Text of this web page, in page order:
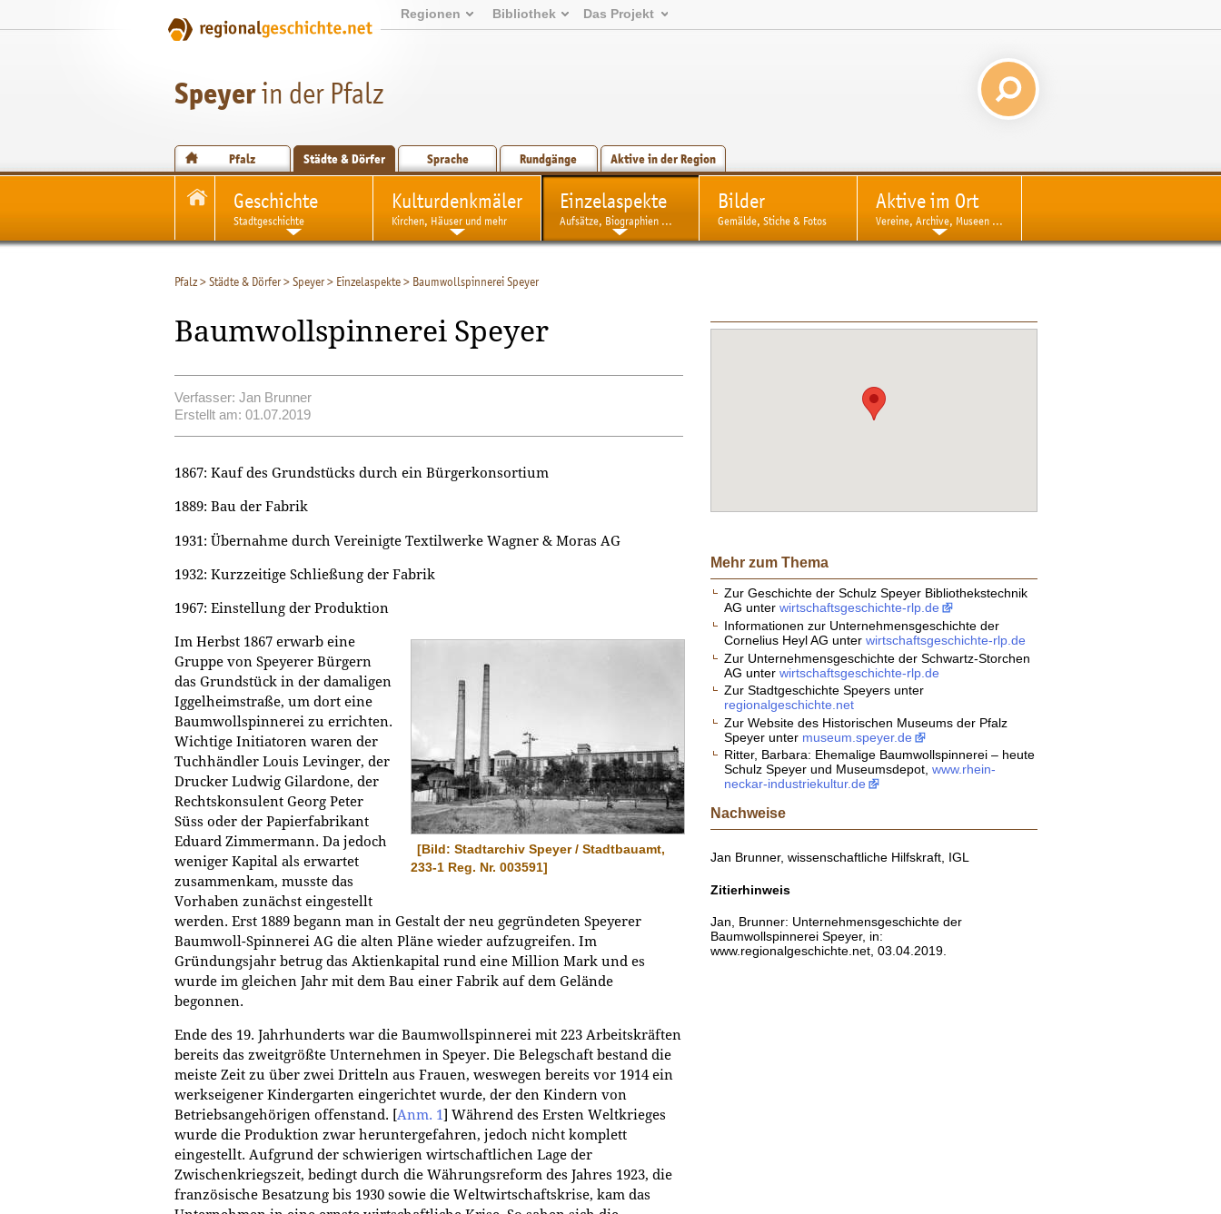
Regionen Bibliothek Das Projekt
Speyerin der Pfalz
Pfalz Städte & Dörfer Sprache Rundgänge Aktive in der Region
Geschichte
Stadtgeschichte
Kulturdenkmäler
Kirchen, Häuser und mehr
Einzelaspekte
Aufsätze, Biographien ...
Bilder
Gemälde, Stiche & Fotos
Aktive im Ort
Vereine, Archive, Museen ...
Pfalz>Städte & Dörfer>Speyer> Einzelaspekte> Baumwollspinnerei Speyer
Baumwollspinnerei Speyer
Verfasser: Jan Brunner
Erstellt am: 01.07.2019
1867: Kauf des Grundstücks durch ein Bürgerkonsortium
1889: Bau der Fabrik
1931: Übernahme durch Vereinigte Textilwerke Wagner & Moras AG
1932: Kurzzeitige Schließung der Fabrik
1967: Einstellung der Produktion
[Bild: Stadtarchiv Speyer / Stadtbauamt,
233-1 Reg. Nr. 003591]
Im Herbst 1867 erwarb eine
Gruppe von Speyerer Bürgern
das Grundstück in der damaligen
Iggelheimstraße, um dort eine
Baumwollspinnerei zu errichten.
Wichtige Initiatoren waren der
Tuchhändler Louis Levinger, der
Drucker Ludwig Gilardone, der
Rechtskonsulent Georg Peter
Süss oder der Papierfabrikant
Eduard Zimmermann. Da jedoch
weniger Kapital als erwartet
zusammenkam, musste das
Vorhaben zunächst eingestellt
werden. Erst 1889 begann man in Gestalt der neu gegründeten Speyerer
Baumwoll-Spinnerei AG die alten Pläne wieder aufzugreifen. Im
Gründungsjahr betrug das Aktienkapital rund eine Million Mark und es
wurde im gleichen Jahr mit dem Bau einer Fabrik auf dem Gelände
begonnen.
Ende des 19. Jahrhunderts war die Baumwollspinnerei mit 223 Arbeitskräften
bereits das zweitgrößte Unternehmen in Speyer. Die Belegschaft bestand die
meiste Zeit zu über zwei Dritteln aus Frauen, weswegen bereits vor 1914 ein
werkseigener Kindergarten eingerichtet wurde, der den Kindern von
Betriebsangehörigen offenstand. [Anm. 1] Während des Ersten Weltkrieges
wurde die Produktion zwar heruntergefahren, jedoch nicht komplett
eingestellt. Aufgrund der schwierigen wirtschaftlichen Lage der
Zwischenkriegszeit, bedingt durch die Währungsreform des Jahres 1923, die
französische Besatzung bis 1930 sowie die Weltwirtschaftskrise, kam das
Mehr zum Thema
Zur Geschichte der Schulz Speyer Bibliothekstechnik
AG unter wirtschaftsgeschichte-rlp.de
Informationen zur Unternehmensgeschichte der
Cornelius Heyl AG unter wirtschaftsgeschichte-rlp.de
Zur Unternehmensgeschichte der Schwartz-Storchen
AG unter wirtschaftsgeschichte-rlp.de
Zur Stadtgeschichte Speyers unter
regionalgeschichte.net
Zur Website des Historischen Museums der Pfalz
Speyer unter museum.speyer.de
Ritter, Barbara: Ehemalige Baumwollspinnerei – heute
Schulz Speyer und Museumsdepot, www.rhein-
neckar-industriekultur.de
Nachweise
Jan Brunner, wissenschaftliche Hilfskraft, IGL
Zitierhinweis
Jan, Brunner: Unternehmensgeschichte der
Baumwollspinnerei Speyer, in:
www.regionalgeschichte.net, 03.04.2019.